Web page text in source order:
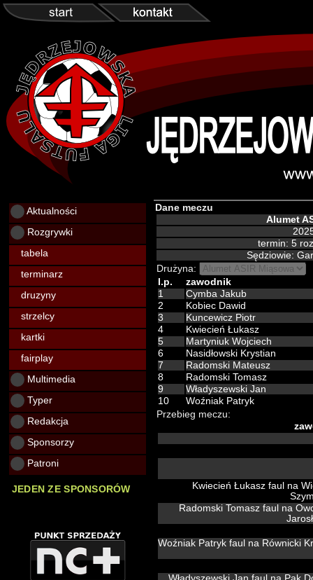
Aktualności
Rozgrywki
tabela
terminarz
druzyny
strzelcy
kartki
fairplay
Multimedia
Typer
Redakcja
Sponsorzy
Patroni
JEDEN ZE SPONSORÓW
Dane meczu
Alumet
termin: 5
Sędziowie:
Drużyna:
l.p.
zawodnik
1
Cymba Jakub
2
Kobiec Dawid
3
Kuncewicz Piotr
4
Kwiecień Łukasz
5
Martyniuk Wojciech
6
Nasidłowski Krystian
7
Radomski Mateusz
8
Radomski Tomasz
9
Władyszewski Jan
10
Woźniak Patryk
Przebieg meczu:
Kwiecień Łukasz faul na Wieliński
Radomski Tomasz faul na
Woźniak Patryk faul na Równicki